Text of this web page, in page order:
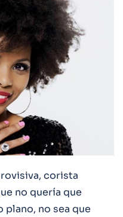
corista
no quería que
plano, no sea que